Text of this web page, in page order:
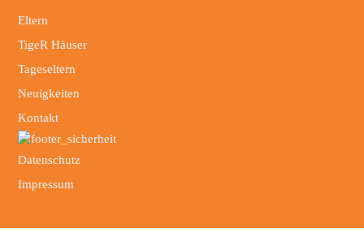
Eltern
TigeR Häuser
Tageseltern
Neuigkeiten
Kontakt
Datenschutz
Impressum